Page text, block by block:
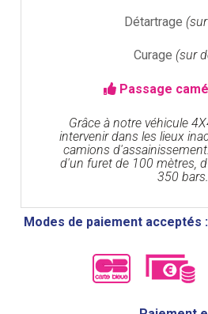
Détartrage
Curage (sur
Passage
Grâce à notre véhicule
intervenir dans les lieux
camions
d'un furet de 100 mètres,
350 bars.
Modes de paiement acceptés